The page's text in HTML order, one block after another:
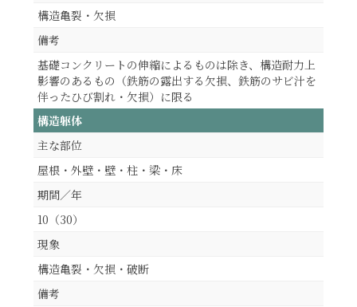
構造亀裂・欠損
備考
基礎コンクリートの伸縮によるものは除き、構造耐力上
影響のあるもの（鉄筋の露出する欠損、鉄筋のサビ汁を
伴ったひび割れ・欠損）に限る
構造躯体
主な部位
屋根・外壁・壁・柱・梁・床
期間／年
10（30）
現象
構造亀裂・欠損・破断
備考